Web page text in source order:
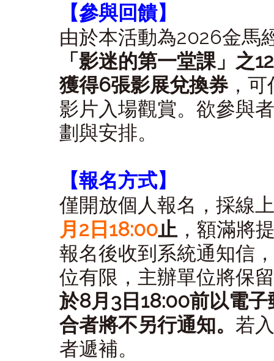
【參與回饋】
由於本活動為2026金馬
「影迷的第一堂課」之
獲得6張影展兌換券，可
影片入場觀賞。欲參與
劃與安排。
【報名方式】
僅開放個人報名，採線
月2日18:00止，額滿將
報名後收到系統通知信
位有限，主辦單位將保
於8月3日18:00前以電
合者將不另行通知。 若
者遞補。